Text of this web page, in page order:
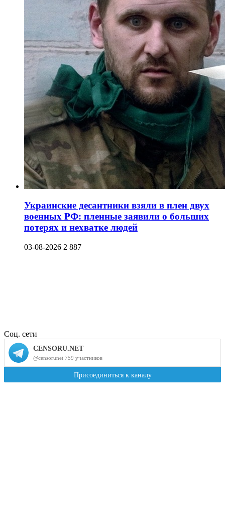
Украинские десантники взяли в плен двух
военных РФ: пленные заявили о больших
потерях и нехватке людей
03-08-2026 2 887
Соц. сети